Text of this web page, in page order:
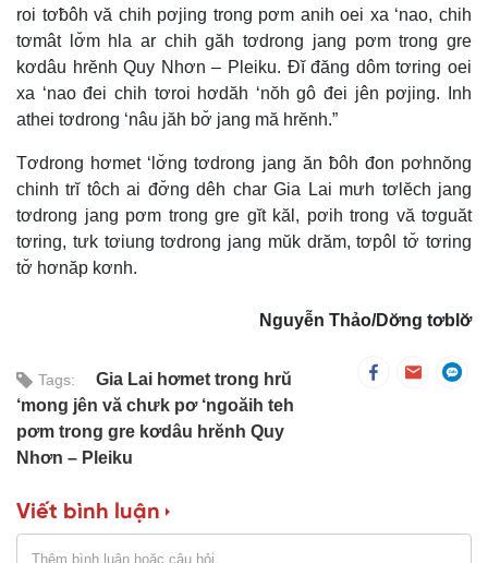
roi tơƀôh vă chih pơjing trong pơm anih oei xa ‘nao, chih
tơmât lơ̆m hla ar chih găh tơdrong jang pơm trong gre
kơdâu hrĕnh Quy Nhơn – Pleiku. Đĭ đăng dôm tơring oei
xa ‘nao đei chih tơroi hơdăh ‘nŏh gô đei jên pơjing. Inh
athei tơdrong ‘nâu jăh bơ̆ jang mă hrĕnh.”
Tơdrong hơmet ‘lơ̆ng tơdrong jang ăn ƀôh đon pơhnŏng
chinh trĭ tôch ai đơ̆ng dêh char Gia Lai mưh tơlĕch jang
tơdrong jang pơm trong gre gĭt kăl, pơih trong vă tơguăt
tơring, tưk tơiung tơdrong jang mŭk drăm, tơpôl tơ̆ tơring
tơ̆ hơnăp kơnh.
Nguyễn Thảo/Dơ̆ng tơblơ̆
Tags:
Gia Lai hơmet trong hrŭ
‘mong jên vă chưk pơ ‘ngoăih teh
pơm trong gre kơdâu hrĕnh Quy
Nhơn – Pleiku
Viết bình luận